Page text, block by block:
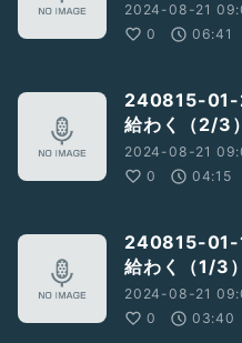
2024-08-21
0
06:41
240815-01-
給わく（2/3）
2024-08-21
0
04:15
240815-01-
給わく（1/3）
2024-08-21
0
03:40